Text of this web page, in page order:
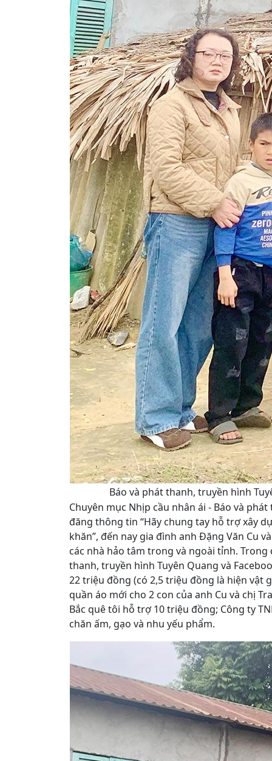
Báo và phát thanh, truyền hình
Chuyên mục Nhịp cầu nhân ái - Báo và
đăng thông tin “Hãy chung tay hỗ trợ xây
khăn”, đến nay gia đình anh Đặng Văn Cu
các nhà hảo tâm trong và ngoài tỉnh.
thanh, truyền hình Tuyên Quang và
22 triệu đồng (có 2,5 triệu đồng là hiện vật
quần áo mới cho 2 con của anh Cu và chị
Bắc quê tôi hỗ trợ 10 triệu đồng; Công ty
chăn ấm, gạo và nhu yếu phẩm.